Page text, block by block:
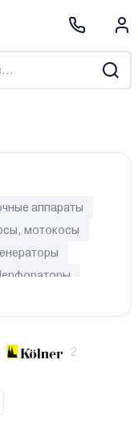
аппараты
мотокосы
2